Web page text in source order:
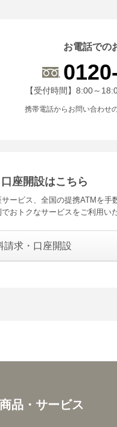
お電話での
受付時間 8時から18
【受付時間】8:00～
携帯電話からお問い合わせ
座開設はこちら
ービス、全国の提携ATMを手
おトクなサービスをご利用い
請求・口座開設
商品・サービス